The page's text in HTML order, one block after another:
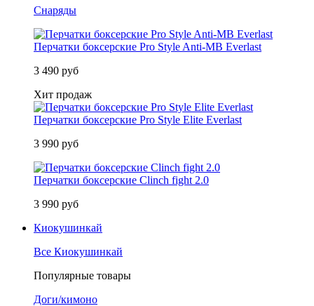
Снаряды
Перчатки боксерские Pro Style Anti-MB Everlast
3 490 руб
Хит продаж
Перчатки боксерские Pro Style Elite Everlast
3 990 руб
Перчатки боксерские Clinch fight 2.0
3 990 руб
Киокушинкай
Все Киокушинкай
Популярные товары
Доги/кимоно